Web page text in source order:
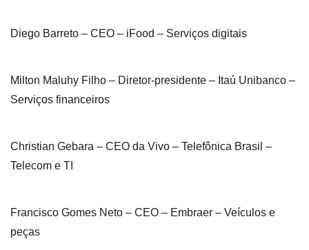
Diego Barreto – CEO – iFood – Serviços digitais
Milton Maluhy Filho – Diretor-presidente – Itaú Unibanco –
Serviços financeiros
Christian Gebara – CEO da Vivo – Telefônica Brasil –
Telecom e TI
Francisco Gomes Neto – CEO – Embraer – Veículos e
peças